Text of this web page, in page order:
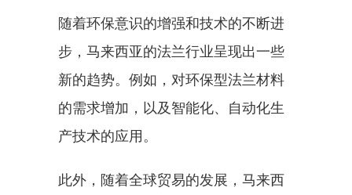
随着环保意识的增强和技术的不断进
步，马来西亚的法兰行业呈现出一些
新的趋势。例如，对环保型法兰材料
的需求增加，以及智能化、自动化生
产技术的应用。
此外，随着全球贸易的发展，马来西